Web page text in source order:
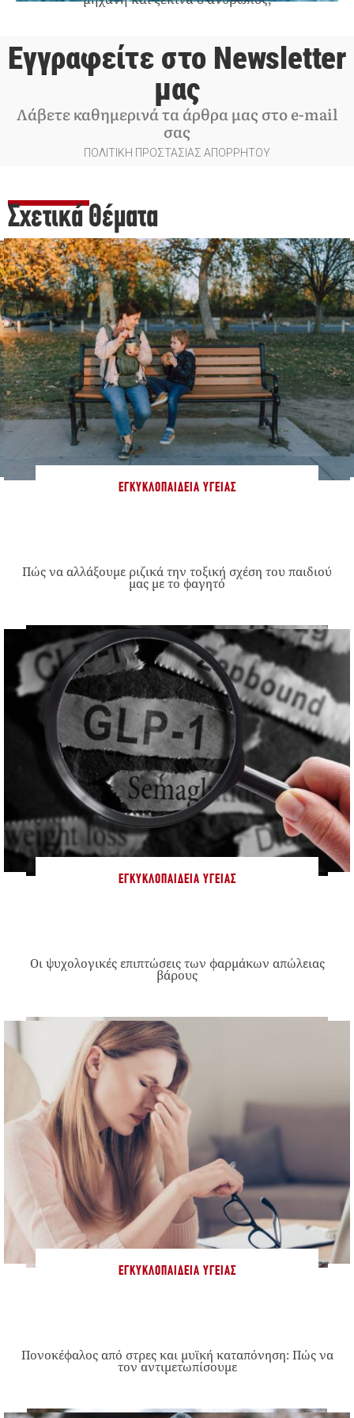
Εγγραφείτε στο Newsletter
μας
Λάβετε καθημερινά τα άρθρα μας στο e-mail
σας
ΠΟΛΙΤΙΚΗ ΠΡΟΣΤΑΣΙΑΣ ΑΠΟΡΡΗΤΟΥ
Σχετικά Θέματα
ΕΓΚΥΚΛΟΠΑΊΔΕΙΑ ΥΓΕΊΑΣ
Πώς να αλλάξουμε ριζικά την τοξική σχέση του παιδιού
μας με το φαγητό
ΕΓΚΥΚΛΟΠΑΊΔΕΙΑ ΥΓΕΊΑΣ
Οι ψυχολογικές επιπτώσεις των φαρμάκων απώλειας
βάρους
ΕΓΚΥΚΛΟΠΑΊΔΕΙΑ ΥΓΕΊΑΣ
Πονοκέφαλος από στρες και μυϊκή καταπόνηση: Πώς να
τον αντιμετωπίσουμε